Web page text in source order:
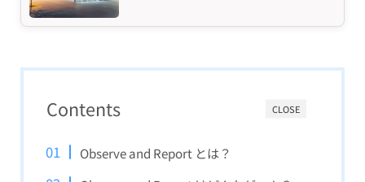
CLOSE
Contents
Observe and Report とは？